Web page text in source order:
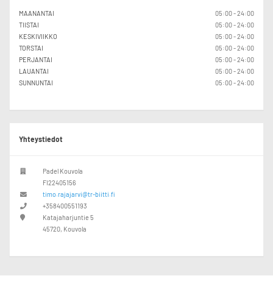
MAANANTAI
05:00 - 24:00
TIISTAI
05:00 - 24:00
KESKIVIIKKO
05:00 - 24:00
TORSTAI
05:00 - 24:00
PERJANTAI
05:00 - 24:00
LAUANTAI
05:00 - 24:00
SUNNUNTAI
05:00 - 24:00
Yhteystiedot
Padel Kouvola
FI22405156
timo.rajajarvi@tr-biitti.fi
+358400551193
Katajaharjuntie 5
45720, Kouvola